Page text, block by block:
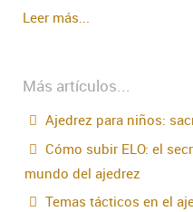
Leer más...
Más artículos...
Ajedrez para niños:
Cómo subir ELO: el
mundo del ajedrez
Temas tácticos en el